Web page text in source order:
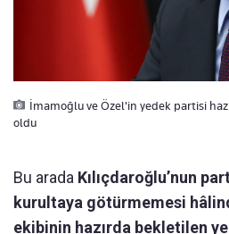
İmamoğlu ve Özel'in yedek partisi
oldu
Bu arada Kılıçdaroğlu’nun
kurultaya götürmemesi
ekibinin hazırda bekletilen